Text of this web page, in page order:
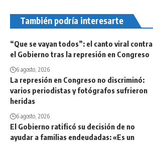
También podría interesarte
“Que se vayan todos”: el canto viral contra
el Gobierno tras la represión en Congreso
6 agosto, 2026
La represión en Congreso no discriminó:
varios periodistas y fotógrafos sufrieron
heridas
6 agosto, 2026
El Gobierno ratificó su decisión de no
ayudar a familias endeudadas: «Es un